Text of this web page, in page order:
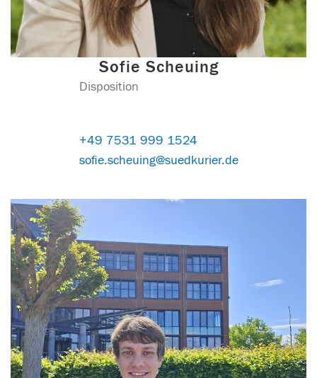
Sofie Scheuing
Disposition
+49 7531 999 1524
sofie.scheuing@suedkurier.de